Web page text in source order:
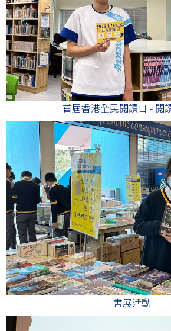
首屆香港全民閱讀日 - 閱
書展活動